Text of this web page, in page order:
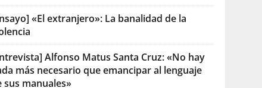
«El extranjero»: La banalidad de la
Alfonso Matus Santa Cruz: «No hay
más necesario que emancipar al lenguaje
sus manuales»